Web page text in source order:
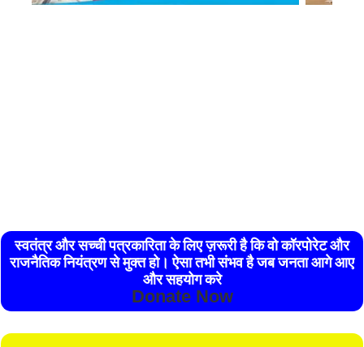
स्वतंत्र और सच्ची पत्रकारिता के लिए ज़रूरी है कि वो कॉरपोरेट और
राजनैतिक नियंत्रण से मुक्त हो। ऐसा तभी संभव है जब जनता आगे आए
और सहयोग करे
Donate Now